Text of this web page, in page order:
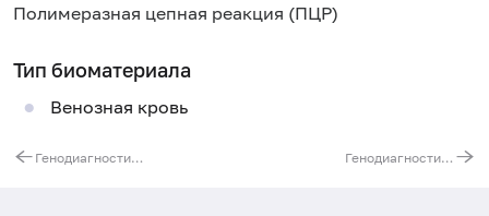
Полимеразная цепная реакция (ПЦР)
Тип биоматериала
Венозная кровь
Генодиагностика синдрома Ретта. Ген MECP2 Генодиагностика синдрома аутосомно-доминантной артериопатии (ЦАДАСИЛ). Ген NOTCH3